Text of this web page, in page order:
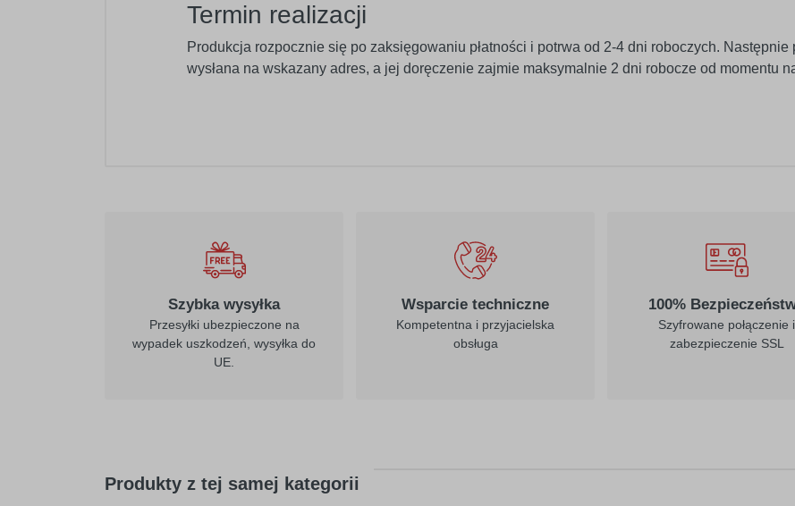
Termin realizacji
Produkcja rozpocznie się po zaksięgowaniu płatności i potrwa od 2-4 dni roboczych. Następnie
wysłana na wskazany adres, a jej doręczenie zajmie maksymalnie 2 dni robocze od momentu
Szybka wysyłka
Przesyłki ubezpieczone na
wypadek uszkodzeń, wysyłka do
UE.
Wsparcie techniczne
Kompetentna i przyjacielska
obsługa
100%
Szyfrowane połączenie i
zabezpieczenie SSL
Produkty z tej samej kategorii